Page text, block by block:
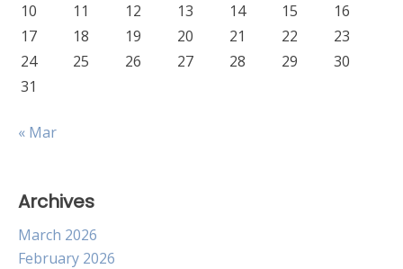
10
11 12 13 14 15
16
17
18 19 20 21 22
23
24
25 26 27 28 29
30
31
« Mar
Archives
March 2026
February 2026